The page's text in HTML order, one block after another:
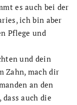
es auch bei der
ich bin aber
Pflege und
und dein
Zahn, mach dir
an den
auch die